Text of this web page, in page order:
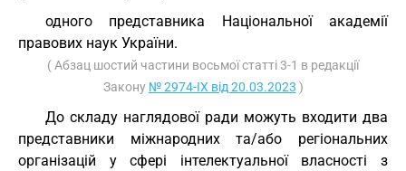
одного представника Національної академії
правових наук України.
( Абзац шостий частини восьмої статті 3-1 в редакції
Закону № 2974-IX від 20.03.2023 )
До складу наглядової ради можуть входити два
представники міжнародних та/або регіональних
організацій у сфері інтелектуальної власності з